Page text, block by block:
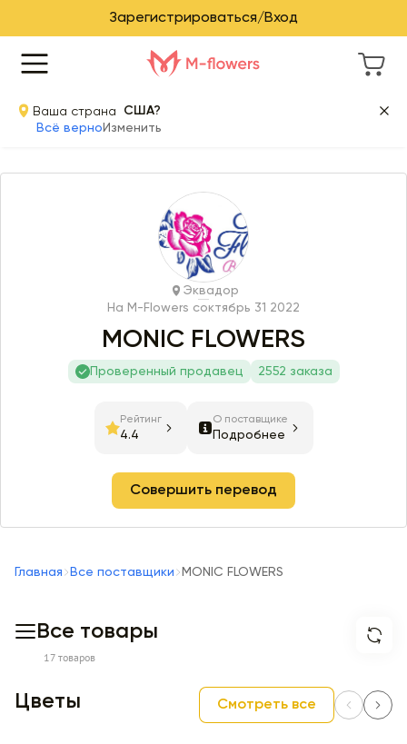
Зарегистрироваться/Вход
Ваша страна
США?
Всё верно Изменить
Эквадор
На M-Flowers соктябрь 31 2022
MONIC FLOWERS
Проверенный продавец 2552 заказа
Рейтинг
4.4
О поставщике
Подробнее
Совершить перевод
Главная Все поставщики MONIC FLOWERS
Все товары
17 товаров
Цветы Смотреть все